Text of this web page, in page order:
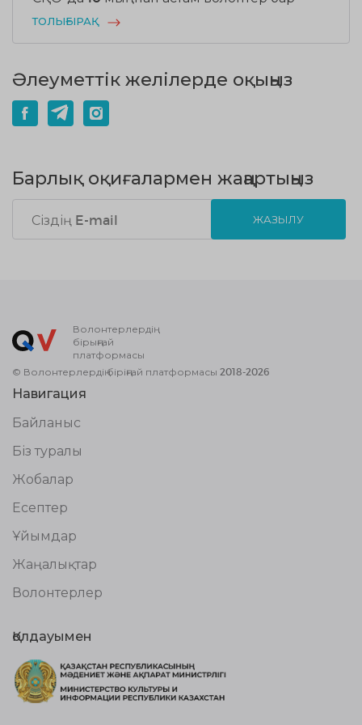
ТОЛЫҒЫРАҚ
Әлеуметтік желілерде оқыңыз
Барлық оқиғалармен жаңартыңыз
ЖАЗЫЛУ
Волонтерлердің
бірыңғай
платформасы
© Волонтерлердің біріңғай платформасы 2018-2026
Навигация
Байланыс
Біз туралы
Жобалар
Есептер
Ұйымдар
Жаңалықтар
Волонтерлер
Қолдауымен